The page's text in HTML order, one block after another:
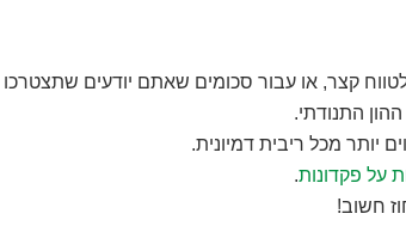
קצר, או עבור סכומים שאתם יודעים שתצטרכו
התנודתי.
יותר מכל ריבית דמיונית.
על פקדונות.
חשוב!